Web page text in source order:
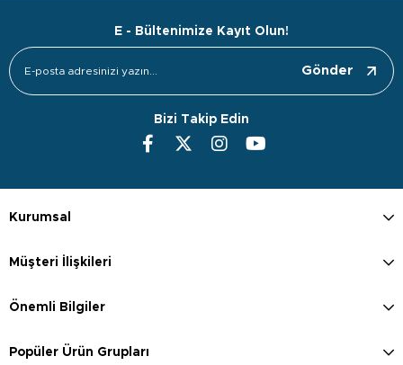
E - Bültenimize Kayıt Olun!
Gönder
Bizi Takip Edin
Kurumsal
Müşteri İlişkileri
Önemli Bilgiler
Popüler Ürün Grupları